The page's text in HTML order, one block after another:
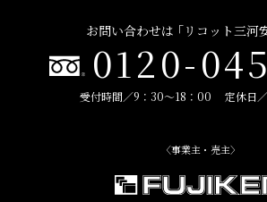
お問い合わせは ｢リコット三河
0120-
受付時間／9：30～18：00 定休日
〈事業主・売主〉